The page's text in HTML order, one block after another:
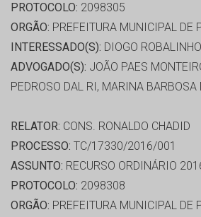
PROTOCOLO: 2098305
ORGÃO: PREFEITURA MUNICIPAL DE
INTERESSADO(S): DIOGO
ADVOGADO(S): JOÃO PAES
PEDROSO DAL RI, MARINA
RELATOR: CONS. RONALDO CHADID
PROCESSO: TC/17330/2016/001
ASSUNTO: RECURSO ORDINÁRIO
PROTOCOLO: 2098308
ORGÃO: PREFEITURA MUNICIPAL DE